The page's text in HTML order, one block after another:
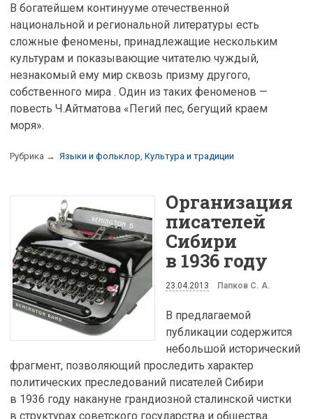
В богатейшем континууме отечественной
национальной и региональной литературы есть
сложные феномены, принадлежащие нескольким
культурам и показывающие читателю чуждый,
незнакомый ему мир сквозь призму другого,
собственного мира . Один из таких феноменов —
повесть Ч.Айтматова «Пегий пес, бегущий краем
моря».
Рубрика → Языки и фольклор Культура и традиции
Организация
писателей
Сибири
в 1936 году
23.04.2013 Папков С. А.
В предлагаемой
публикации содержится
небольшой исторический
фрагмент, позволяющий проследить характер
политических преследований писателей Сибири
в 1936 году накануне грандиозной сталинской чистки
в структурах советского государства и общества.